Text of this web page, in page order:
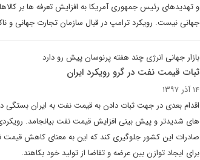
و تهدیدهای رئیس جمهوری آمریکا به افزایش تعرفه ها بر
جهانی نیست. رویکرد ترامپ در قبال سازمان تجارت جهانی و
بازار جهانی انرژی چند هفته پرنوسان پیش رو دارد
ثبات قیمت نفت در گرو رویکرد ایران
۱۴ آذر ۱۳۹۷
اقدام بعدی در جهت ثبات دادن به قیمت نفت به ایران بستگی
های شدیدتر و پیش بینی افزایش قیمت نفت بیانجامد.
صادرات این کشور جلوگیری کند که این به معنای کاهش قیمت
برای ایجاد توازن بین عرضه و تقاضا از تولید خود بکاهند.